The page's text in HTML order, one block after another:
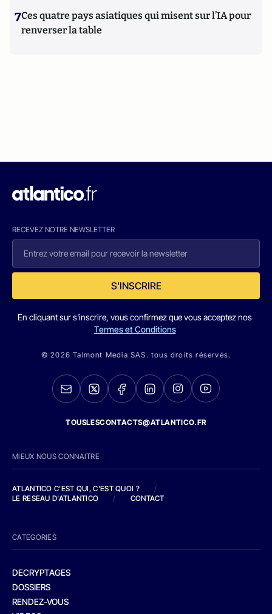
7Ces quatre pays asiatiques qui misent sur l’IA pour
renverser la table
RECEVEZ NOTRE NEWSLETTER
S'INSCRIRE
En cliquant sur s'inscrire, vous confirmez que vous acceptez nos
Termes et Conditions
© 2026 Talmont Media SAS. tous droits réservés.
TOUSLESCONTACTS@ATLANTICO.FR
MIEUX NOUS CONNAITRE
ATLANTICO C'EST QUI, C'EST QUOI ?
/
LE RESEAU D'ATLANTICO
/ CONTACT
CATEGORIES
DECRYPTAGES
DOSSIERS
RENDEZ-VOUS